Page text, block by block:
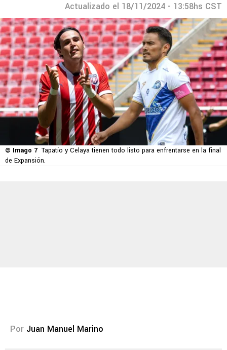
Actualizado el 18/11/2024 - 13:58hs CST
© Imago 7 Tapatío y Celaya tienen todo listo para enfrentarse en la final
de Expansión.
Por Juan Manuel Marino